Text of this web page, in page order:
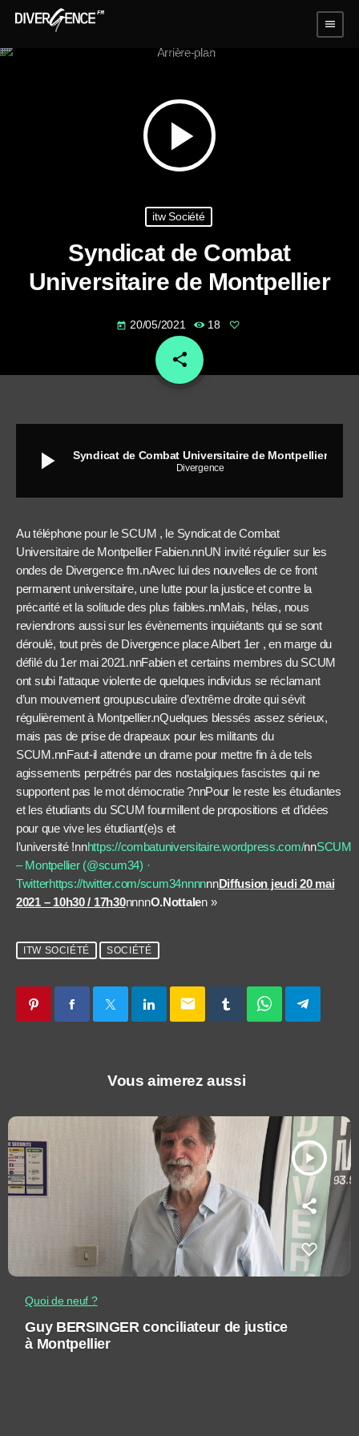
menu
play_arrow
itw Société
Syndicat de Combat
Universitaire de Montpellier
today 20/05/2021 18
share
email
play_arrow Syndicat de Combat Universitaire de Montpellier
Divergence
Au téléphone pour le SCUM , le Syndicat de Combat
Universitaire de Montpellier Fabien.nnUN invité régulier sur les
ondes de Divergence fm.nAvec lui des nouvelles de ce front
permanent universitaire, une lutte pour la justice et contre la
précarité et la solitude des plus faibles.nnMais, hélas, nous
reviendrons aussi sur les évènements inquiétants qui se sont
déroulé, tout près de Divergence place Albert 1er , en marge du
défilé du 1er mai 2021.nnFabien et certains membres du SCUM
ont subi l’attaque violente de quelques individus se réclamant
d’un mouvement groupusculaire d’extrême droite qui sévit
régulièrement à Montpellier.nQuelques blessés assez sérieux,
mais pas de prise de drapeaux pour les militants du
SCUM.nnFaut-il attendre un drame pour mettre fin à de tels
agissements perpétrés par des nostalgiques fascistes qui ne
supportent pas le mot démocratie ?nnPour le reste les étudiantes
et les étudiants du SCUM fourmillent de propositions et d’idées
pour que vive les étudiant(e)s et
l’université !nnhttps://combatuniversitaire.wordpress.com/nnSCUM
– Montpellier (@scum34) ·
Twitterhttps://twitter.com/scum34nnnnnnDiffusion jeudi 20 mai
2021 – 10h30 / 17h30nnnnO.Nottalen »
ITW SOCIÉTÉ SOCIÉTÉ
email
Vous aimerez aussi
play_arrow
Quoi de neuf ?
Guy BERSINGER conciliateur de justice
à Montpellier